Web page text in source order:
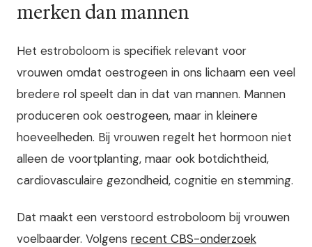
merken dan mannen
Het estroboloom is specifiek relevant voor
vrouwen omdat oestrogeen in ons lichaam een veel
bredere rol speelt dan in dat van mannen. Mannen
produceren ook oestrogeen, maar in kleinere
hoeveelheden. Bij vrouwen regelt het hormoon niet
alleen de voortplanting, maar ook botdichtheid,
cardiovasculaire gezondheid, cognitie en stemming.
Dat maakt een verstoord estroboloom bij vrouwen
voelbaarder. Volgens recent CBS-onderzoek